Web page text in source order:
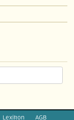
Lexikon AGB